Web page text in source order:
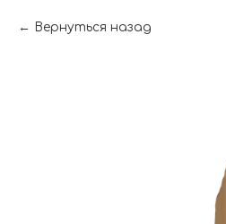
Вернуться назад